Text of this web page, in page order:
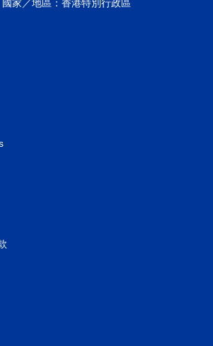
國家／地區：香港特別行政區